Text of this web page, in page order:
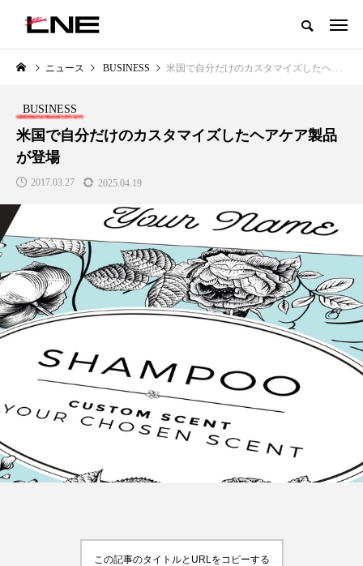
グローバルビューティ＆ヘルスケアビジネス誌
LIFESTYLE
SNSの「加工顔」と美容医療｜AI
がもたらす可能性とこれから
2026.07.13
BUSINESS
GWI調査から読み解く2030年の
都市型スパ――身近なウェルネ
の次世代モデル
2026.08.06
FEATURED
TAG LIST
ニュース BUSINESS 米国で自分だけのカスタマイズしたヘアケア製品が登場
BUSINESS
米国で自分だけのカスタマイズしたヘアケア製品
が登場
2017.03.27 2025.04.19
この記事のタイトルとURLをコピーする